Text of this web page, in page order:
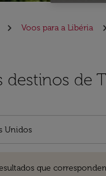
Voos para a Libéria
destinos de
que